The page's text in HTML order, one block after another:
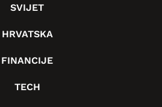
SVIJET
HRVATSKA
FINANCIJE
TECH